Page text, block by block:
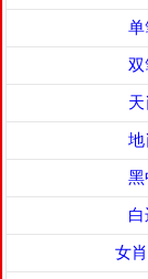
单
双
天
地
黑
白
女肖